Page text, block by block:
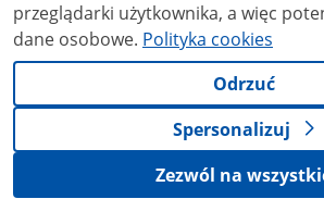
przeglądarki użytkownika, a więc
dane osobowe. Polityka cookies
Odrzuć
Spersonalizuj
Zezwól na